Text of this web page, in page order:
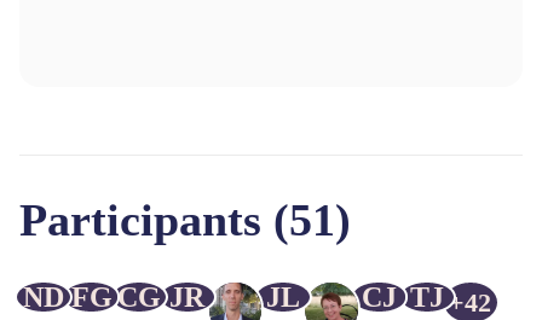
Participants (51)
+42
TJ
CJ
JL
JR
CG
FG
ND